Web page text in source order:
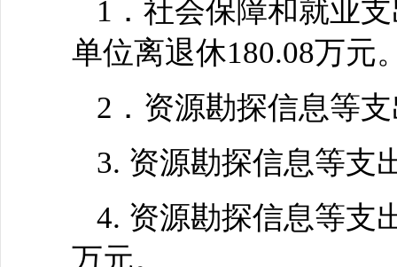
1．社会保障和就业
单位离退休180.08万元
2．资源勘探信息等
3. 资源勘探信息等支
4. 资源勘探信息等支
万元。